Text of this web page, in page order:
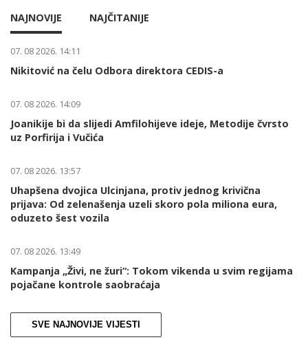
NAJNOVIJE NAJČITANIJE
07. 08 2026. 14:11
Nikitović na čelu Odbora direktora CEDIS-a
07. 08 2026. 14:09
Joanikije bi da slijedi Amfilohijeve ideje, Metodije čvrsto
uz Porfirija i Vučića
07. 08 2026. 13:57
Uhapšena dvojica Ulcinjana, protiv jednog krivična
prijava: Od zelenašenja uzeli skoro pola miliona eura,
oduzeto šest vozila
07. 08 2026. 13:49
Kampanja „Živi, ne žuri“: Tokom vikenda u svim regijama
pojačane kontrole saobraćaja
SVE NAJNOVIJE VIJESTI